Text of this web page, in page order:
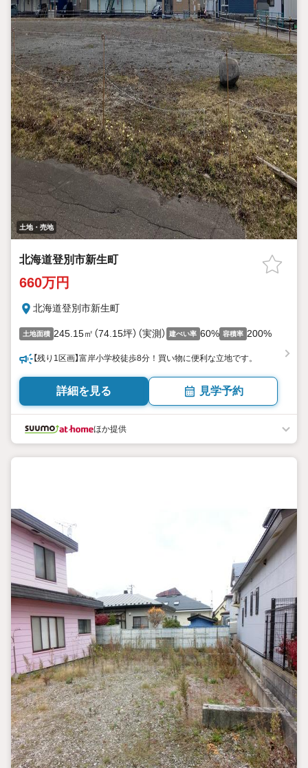
土地・売地
北海道登別市新生町
660万円
北海道登別市新生町
土地面積 245.15㎡（74.15坪）（実測） 建ぺい率 60% 容積率 200%
【残り1区画】富岸小学校徒歩8分！買い物に便利な立地です。
詳細を見る 見学予約
ほか提供